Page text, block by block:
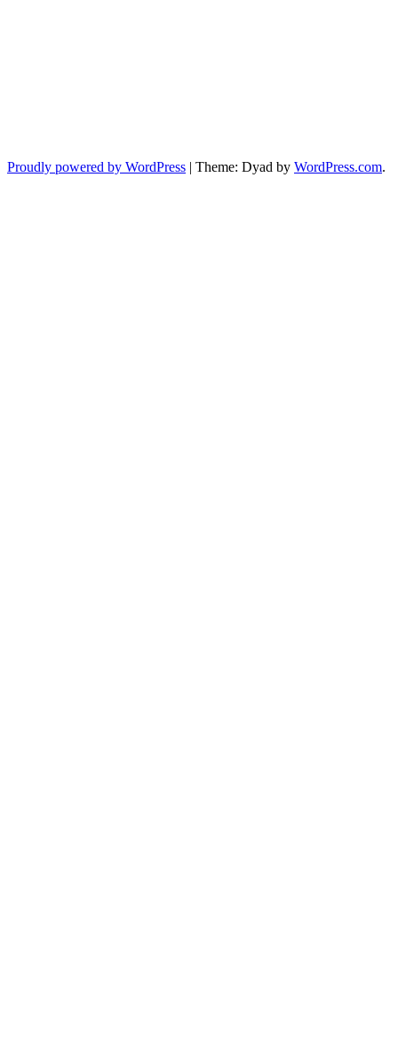
Proudly powered by WordPress | Theme: Dyad by WordPress.com.